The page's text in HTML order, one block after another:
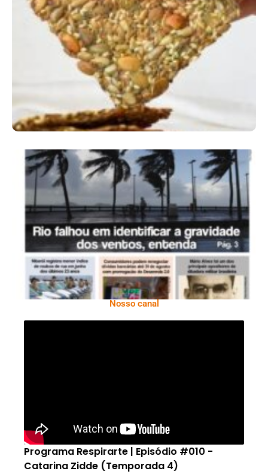
Comer Bem: Cracker De Sementes
Ano X – Número 366 01 A 07 De Agosto De
2026
Nosso canal
Programa Respirarte | Episódio #010 -
Catarina Zidde (Temporada 4)